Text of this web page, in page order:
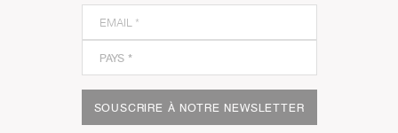
SOUSCRIRE À NOTRE NEWSLETTER